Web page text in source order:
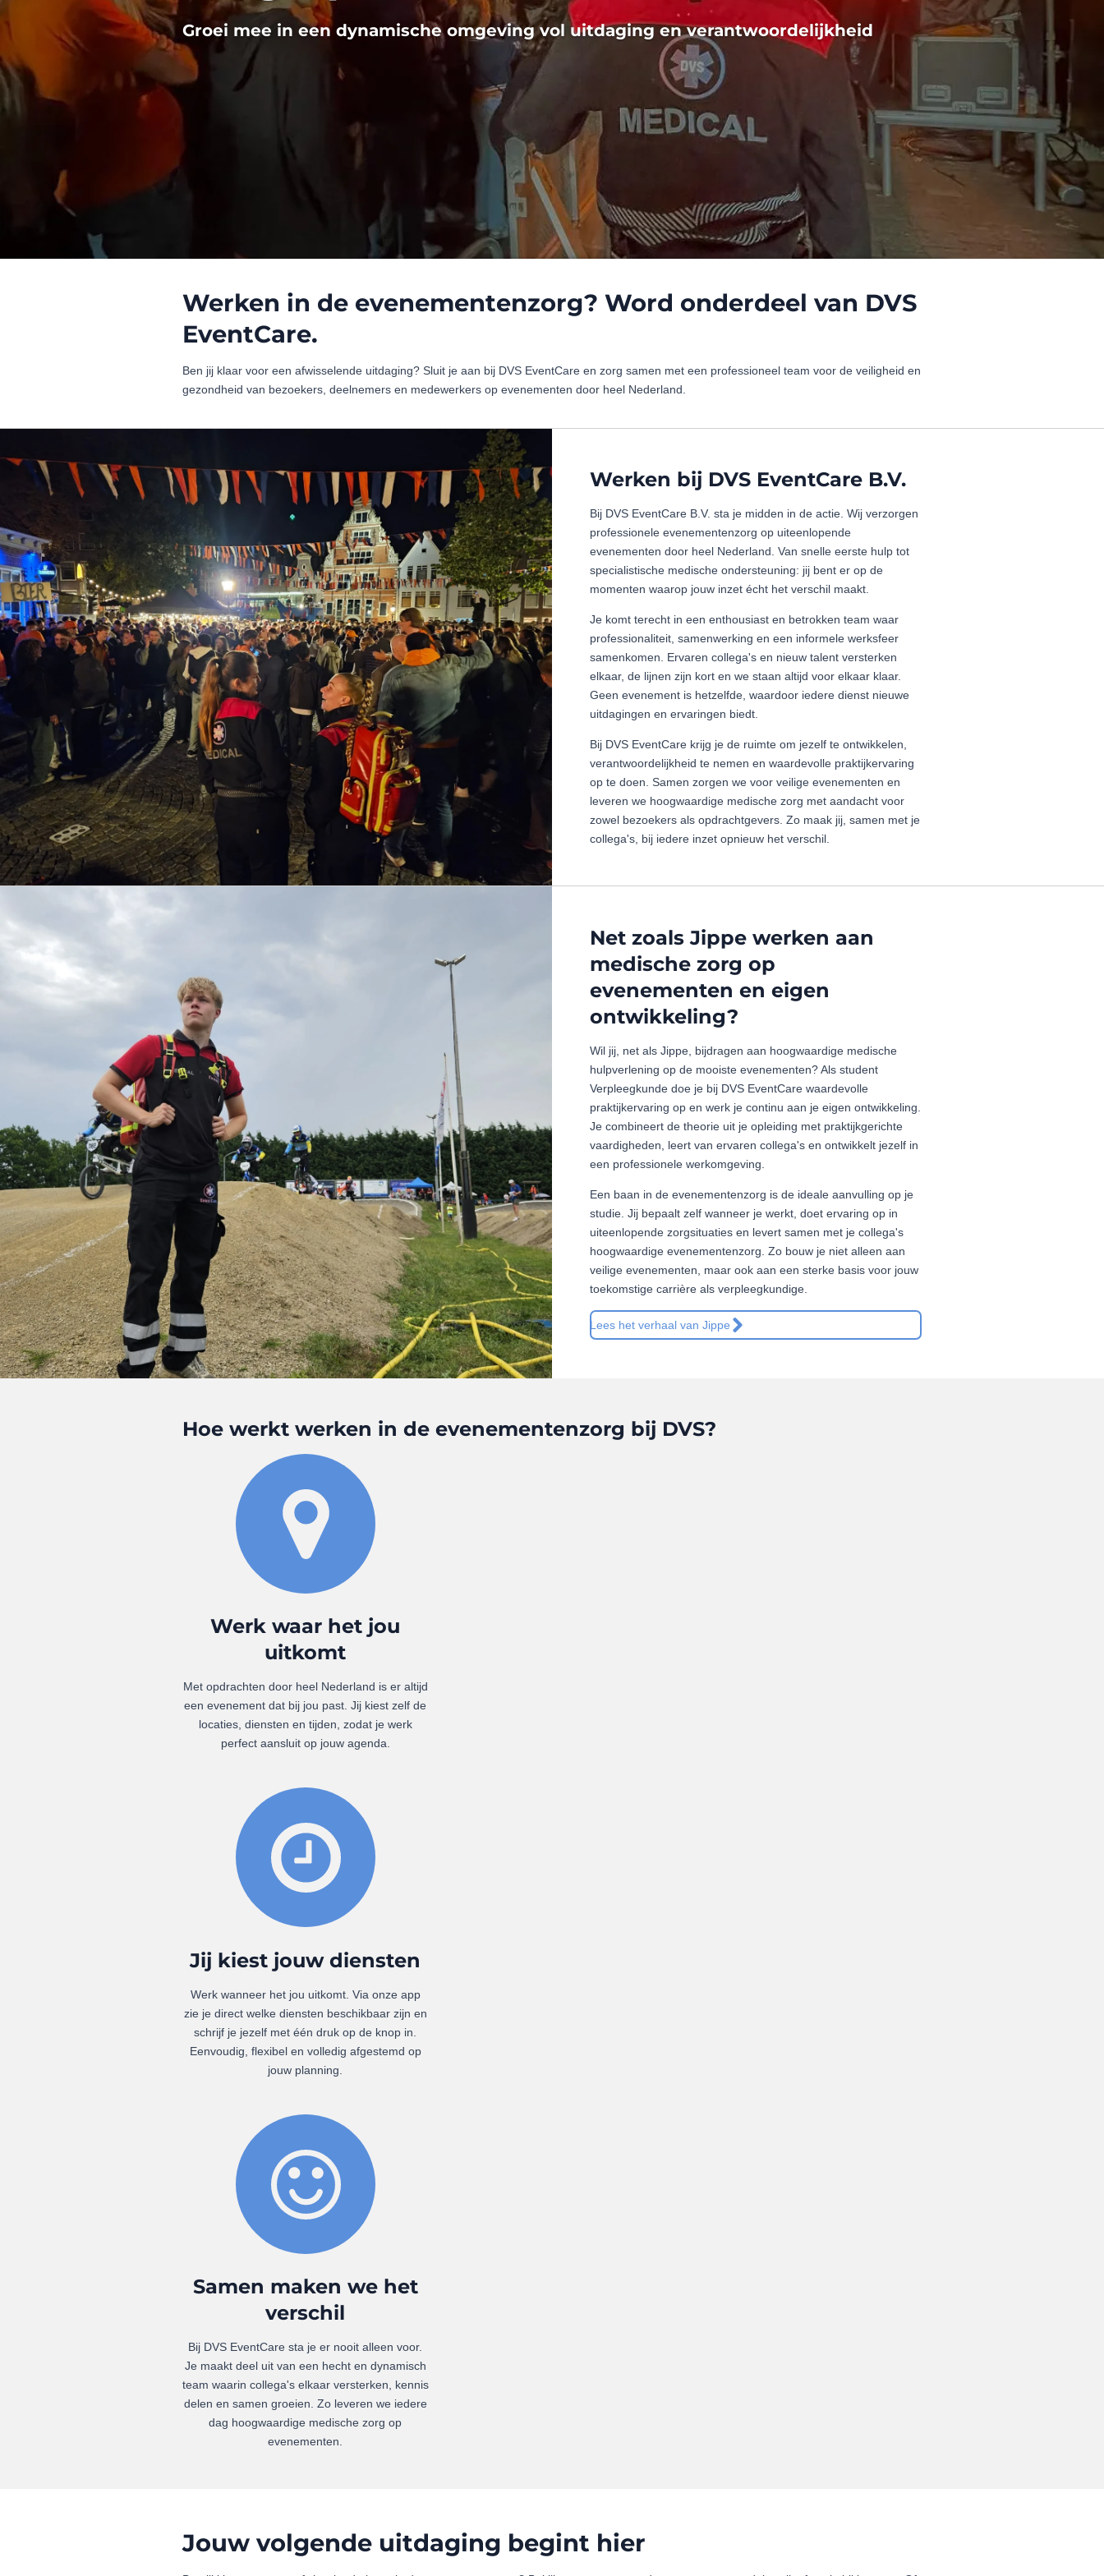
Groei mee in een dynamische omgeving vol uitdaging en verantwoordelijkheid
Werken in de evenementenzorg? Word onderdeel van DVS
EventCare.
Ben jij klaar voor een afwisselende uitdaging? Sluit je aan bij DVS EventCare en zorg samen met een professioneel team voor de veiligheid en
gezondheid van bezoekers, deelnemers en medewerkers op evenementen door heel Nederland.
Werken bij DVS EventCare B.V.
Bij DVS EventCare B.V. sta je midden in de actie. Wij verzorgen
professionele evenementenzorg op uiteenlopende
evenementen door heel Nederland. Van snelle eerste hulp tot
specialistische medische ondersteuning: jij bent er op de
momenten waarop jouw inzet écht het verschil maakt.
Je komt terecht in een enthousiast en betrokken team waar
professionaliteit, samenwerking en een informele werksfeer
samenkomen. Ervaren collega's en nieuw talent versterken
elkaar, de lijnen zijn kort en we staan altijd voor elkaar klaar.
Geen evenement is hetzelfde, waardoor iedere dienst nieuwe
uitdagingen en ervaringen biedt.
Bij DVS EventCare krijg je de ruimte om jezelf te ontwikkelen,
verantwoordelijkheid te nemen en waardevolle praktijkervaring
op te doen. Samen zorgen we voor veilige evenementen en
leveren we hoogwaardige medische zorg met aandacht voor
zowel bezoekers als opdrachtgevers. Zo maak jij, samen met je
collega's, bij iedere inzet opnieuw het verschil.
Net zoals Jippe werken aan
medische zorg op
evenementen en eigen
ontwikkeling?
Wil jij, net als Jippe, bijdragen aan hoogwaardige medische
hulpverlening op de mooiste evenementen? Als student
Verpleegkunde doe je bij DVS EventCare waardevolle
praktijkervaring op en werk je continu aan je eigen ontwikkeling.
Je combineert de theorie uit je opleiding met praktijkgerichte
vaardigheden, leert van ervaren collega's en ontwikkelt jezelf in
een professionele werkomgeving.
Een baan in de evenementenzorg is de ideale aanvulling op je
studie. Jij bepaalt zelf wanneer je werkt, doet ervaring op in
uiteenlopende zorgsituaties en levert samen met je collega's
hoogwaardige evenementenzorg. Zo bouw je niet alleen aan
veilige evenementen, maar ook aan een sterke basis voor jouw
toekomstige carrière als verpleegkundige.
Lees het verhaal van Jippe
Hoe werkt werken in de evenementenzorg bij DVS?
Werk waar het jou
uitkomt
Met opdrachten door heel Nederland is er altijd
een evenement dat bij jou past. Jij kiest zelf de
locaties, diensten en tijden, zodat je werk
perfect aansluit op jouw agenda.
Jij kiest jouw diensten
Werk wanneer het jou uitkomt. Via onze app
zie je direct welke diensten beschikbaar zijn en
schrijf je jezelf met één druk op de knop in.
Eenvoudig, flexibel en volledig afgestemd op
jouw planning.
Samen maken we het
verschil
Bij DVS EventCare sta je er nooit alleen voor.
Je maakt deel uit van een hecht en dynamisch
team waarin collega's elkaar versterken, kennis
delen en samen groeien. Zo leveren we iedere
dag hoogwaardige medische zorg op
evenementen.
Jouw volgende uitdaging begint hier